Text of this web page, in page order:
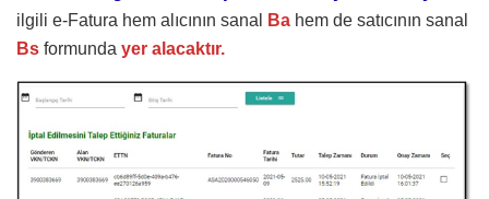
ilgili e-Fatura hem alıcının sanal
Ba hem de satıcının sanal
Bs formunda yer alacaktır.